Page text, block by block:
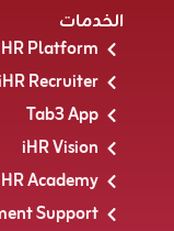
الخدمات
Platform
iHR Recruiter
Tab3 App
iHR Vision
Academy
Support